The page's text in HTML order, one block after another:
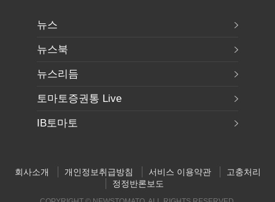
뉴스
뉴스북
뉴스리듬
토마토증권통 Live
IB토마토
회사소개 개인정보취급방침 서비스 이용약관
고충처리
정정반론보도